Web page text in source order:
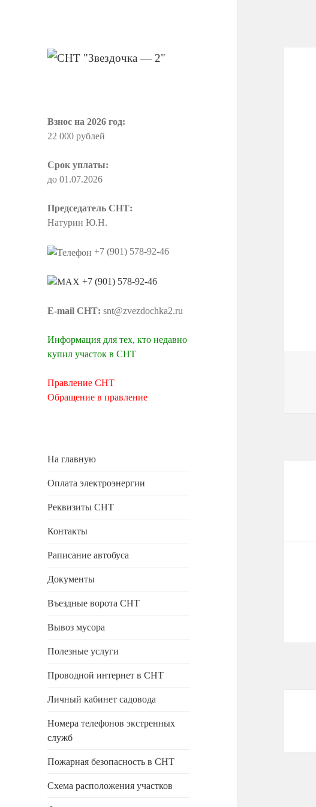
Взнос на 2026 год:
22 000 рублей
Срок уплаты:
до 01.07.2026
Председатель СНТ:
Натурин Ю.Н.
+7 (901) 578-92-46
+7 (901) 578-92-46
E-mail СНТ: snt@zvezdochka2.ru
Информация для тех, кто недавно
купил участок в СНТ
Правление СНТ
Обращение в правление
На главную
Оплата электроэнергии
Реквизиты СНТ
Контакты
Раписание автобуса
Документы
Въездные ворота СНТ
Вывоз мусора
Полезные услуги
Проводной интернет в СНТ
Личный кабинет садовода
Номера телефонов экстренных
служб
Пожарная безопасность в СНТ
Схема расположения участков